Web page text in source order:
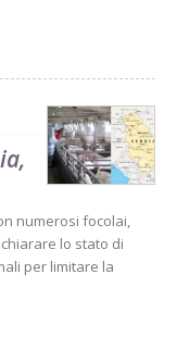
numerosi focolai,
lo stato di
per limitare la